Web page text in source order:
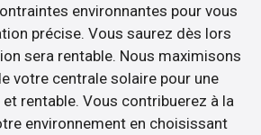
environnantes pour vous
précise. Vous saurez dès lors
sera rentable. Nous maximisons
votre centrale solaire pour une
rentable. Vous contribuerez à la
environnement en choisissant